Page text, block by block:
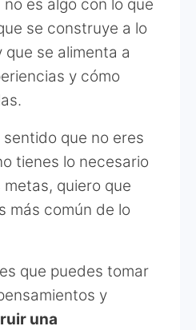
es algo con lo que
se construye a lo
se alimenta a
y cómo
que no eres
tienes lo necesario
quiero que
más común de lo
que puedes tomar
y
una